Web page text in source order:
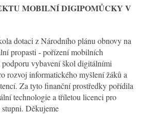
MOBILNÍ DIGIPOMŮCKY V
dotaci z Národního plánu obnovy na
propasti - pořízení mobilních
vybavení škol digitálními
rozvoj informatického myšlení žáků a
Za tyto finanční prostředky pořídila
technologie a tříletou licenci pro
Děkujeme